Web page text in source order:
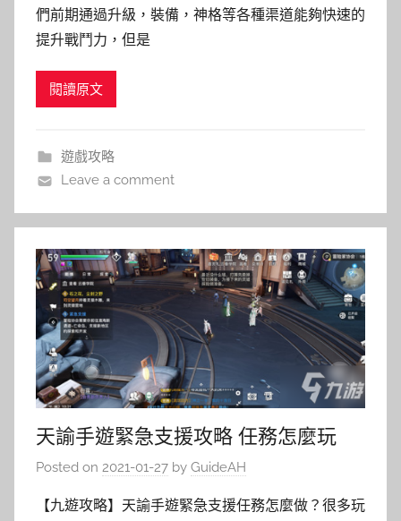
們前期通過升級，裝備，神格等各種渠道能夠快速的
提升戰鬥力，但是
閱讀原文
遊戲攻略
Leave a comment
天諭手遊緊急支援攻略 任務怎麼玩
Posted on 2021-01-27 by GuideAH
【九遊攻略】天諭手遊緊急支援任務怎麼做？很多玩